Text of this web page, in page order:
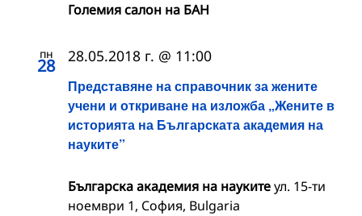
Големия салон на БАН
пн
28
Представяне на справочник за жените
учени и откриване на изложба „Жените в
историята на Българската академия на
науките”
28.05.2018 г. @ 11:00
Българска академия на наукитеул. 15-ти
ноември 1, София, Bulgaria